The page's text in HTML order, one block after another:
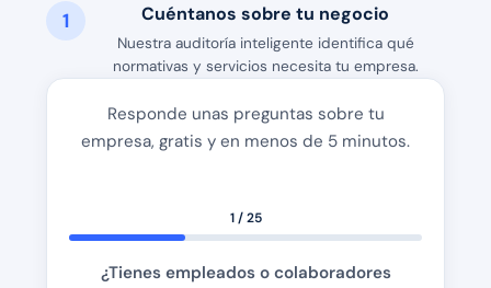
1 Cuéntanos sobre tu negocio
Nuestra auditoría inteligente identifica qué
normativas y servicios necesita tu empresa.
Responde unas preguntas sobre tu
empresa, gratis y en menos de 5 minutos.
1 / 25
¿Tienes empleados o colaboradores